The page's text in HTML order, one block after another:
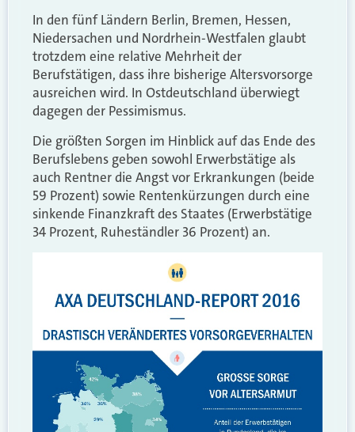
In den fünf Ländern Berlin, Bremen, Hessen,
Niedersachen und Nordrhein-Westfalen glaubt
trotzdem eine relative Mehrheit der
Berufstätigen, dass ihre bisherige Altersvorsorge
ausreichen wird. In Ostdeutschland überwiegt
dagegen der Pessimismus.
Die größten Sorgen im Hinblick auf das Ende des
Berufslebens geben sowohl Erwerbstätige als
auch Rentner die Angst vor Erkrankungen (beide
59 Prozent) sowie Rentenkürzungen durch eine
sinkende Finanzkraft des Staates (Erwerbstätige
34 Prozent, Ruheständler 36 Prozent) an.